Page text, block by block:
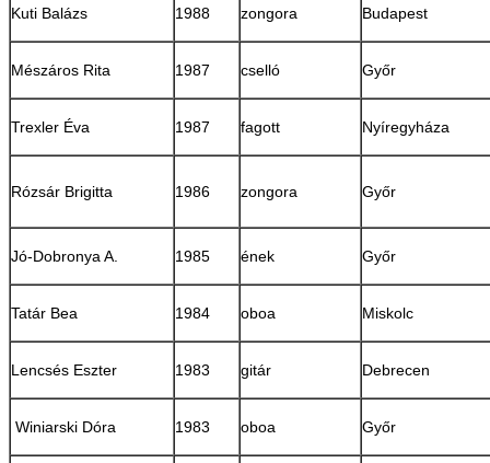
Kuti Balázs 1988 zongora Budapest
Mészáros Rita 1987 cselló Győr
Trexler Éva 1987 fagott Nyíregyháza
Rózsár Brigitta 1986 zongora Győr
Jó-Dobronya A. 1985 ének Győr
Tatár Bea 1984 oboa Miskolc
Lencsés Eszter 1983 gitár Debrecen
Winiarski Dóra 1983 oboa Győr